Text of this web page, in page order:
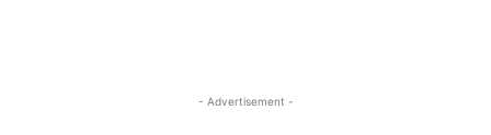
- Advertisement -